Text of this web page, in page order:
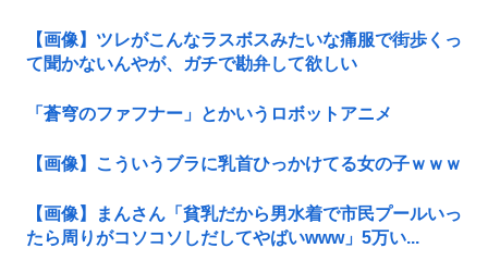
【画像】ツレがこんなラスボスみたいな痛服で街歩くっ
て聞かないんやが、ガチで勘弁して欲しい
「蒼穹のファフナー」とかいうロボットアニメ
【画像】こういうブラに乳首ひっかけてる女の子ｗｗｗ
【画像】まんさん「貧乳だから男水着で市民プールいっ
たら周りがコソコソしだしてやばいwww」5万い...